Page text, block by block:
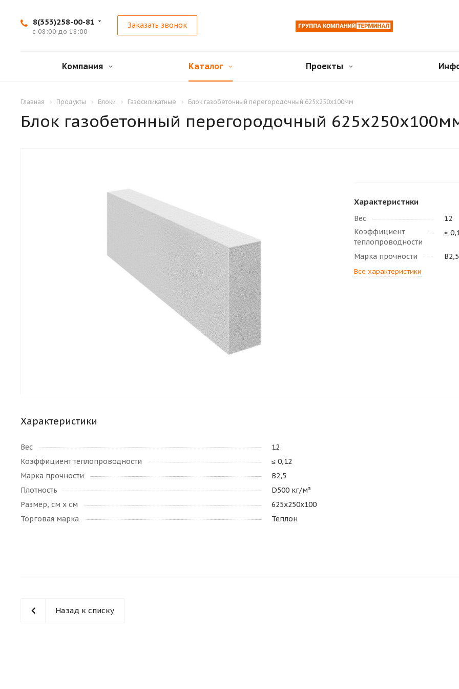
8(353)258-00-81
с 08:00 до 18:00
Заказать звонок
Компания Каталог Проекты
Главная Продукты Блоки Газосиликатные Блок газобетонный перегородочный 625х250х100мм
Блок газобетонный перегородочный
Характеристики
Вес
12
Коэффициент
теплопроводности
≤
Марка прочности В2,5
Все характеристики
Характеристики
Вес
12
Коэффициент теплопроводности
≤ 0,12
Марка прочности
В2,5
Плотность
D500 кг/м³
Размер, см х см
625х250х100
Торговая марка
Теплон
Назад к списку